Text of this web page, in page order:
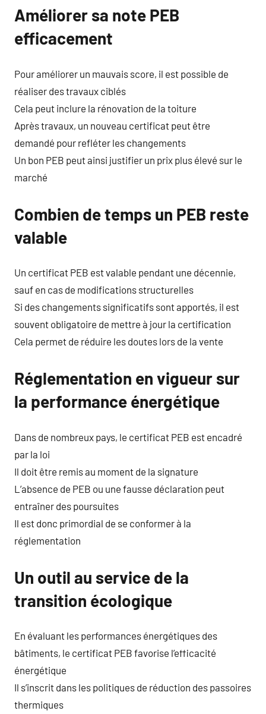
Améliorer sa note PEB
efficacement
Pour améliorer un mauvais score, il est possible de
réaliser des travaux ciblés
Cela peut inclure la rénovation de la toiture
Après travaux, un nouveau certificat peut être
demandé pour refléter les changements
Un bon PEB peut ainsi justifier un prix plus élevé sur le
marché
Combien de temps un PEB reste
valable
Un certificat PEB est valable pendant une décennie,
sauf en cas de modifications structurelles
Si des changements significatifs sont apportés, il est
souvent obligatoire de mettre à jour la certification
Cela permet de réduire les doutes lors de la vente
Réglementation en vigueur sur
la performance énergétique
Dans de nombreux pays, le certificat PEB est encadré
par la loi
Il doit être remis au moment de la signature
L’absence de PEB ou une fausse déclaration peut
entraîner des poursuites
Il est donc primordial de se conformer à la
réglementation
Un outil au service de la
transition écologique
En évaluant les performances énergétiques des
bâtiments, le certificat PEB favorise l’efficacité
énergétique
Il s’inscrit dans les politiques de réduction des passoires
thermiques